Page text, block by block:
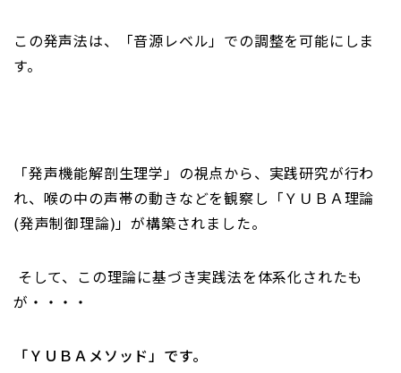
この発声法は、「音源レベル」での調整を可能にしま
す。
「発声機能解剖生理学」の視点から、実践研究が行わ
れ、喉の中の声帯の動きなどを観察し「ＹＵＢＡ理論
(発声制御理論)」が構築されました。
そして、この理論に基づき実践法を体系化されたも
が・・・・
「ＹＵＢＡメソッド」です。